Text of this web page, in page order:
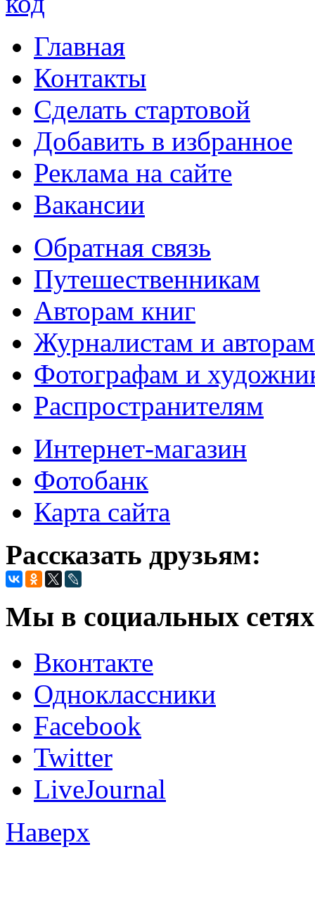
Главная
Контакты
Сделать стартовой
Добавить в избранное
Реклама на сайте
Вакансии
Обратная связь
Путешественникам
Авторам книг
Журналистам и авторам
Фотографам и
Распространителям
Интернет-магазин
Фотобанк
Карта сайта
Рассказать друзьям:
Мы в социальных
Вконтакте
Одноклассники
Facebook
Twitter
LiveJournal
Наверх